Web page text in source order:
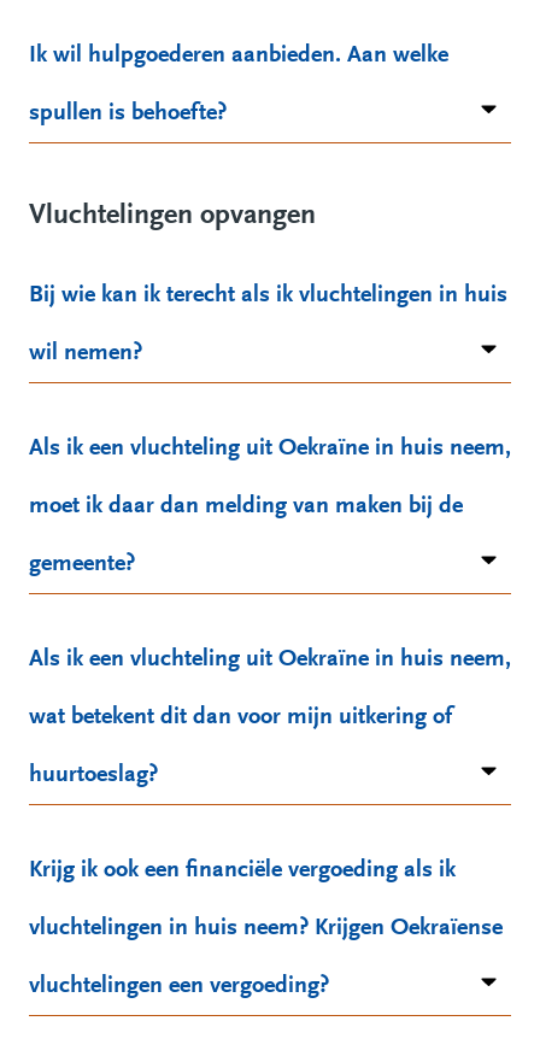
Ik wil hulpgoederen aanbieden. Aan welke
spullen is behoefte?
Vluchtelingen opvangen
Bij wie kan ik terecht als ik vluchtelingen in huis
wil nemen?
Als ik een vluchteling uit Oekraïne in huis neem,
moet ik daar dan melding van maken bij de
gemeente?
Als ik een vluchteling uit Oekraïne in huis neem,
wat betekent dit dan voor mijn uitkering of
huurtoeslag?
Krijg ik ook een financiële vergoeding als ik
vluchtelingen in huis neem? Krijgen Oekraïense
vluchtelingen een vergoeding?